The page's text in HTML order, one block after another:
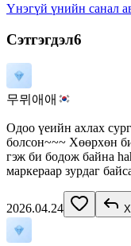
Үнэгүй үнийн санал
Сэтгэгдэл6
무뮈애애
Одоо үеийн ахлах
болсон~~~ Хөөрхөн
гэж би бодож байна
маркераар зурдаг
2026.04.24